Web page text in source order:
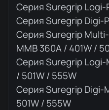
Серия Suregrip Logi-
Серия Suregrip Digi-
Серия Suregrip
MMB 360A / 401W /
Серия Suregrip Logi-
/ 501W / 555W
Серия Suregrip Digi-
501W / 555W